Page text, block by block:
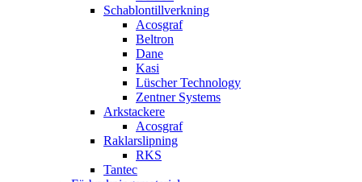
Schablontillverkning
Acosgraf
Beltron
Dane
Kasi
Lüscher Technology
Zentner Systems
Arkstackere
Acosgraf
Raklarslipning
RKS
Tantec